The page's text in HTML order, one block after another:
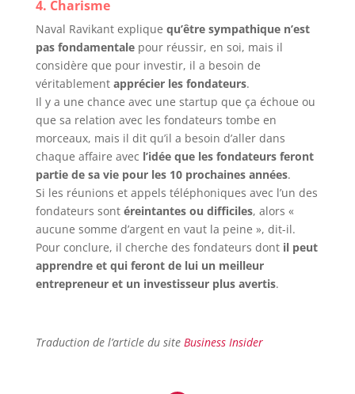
4. Charisme
Naval Ravikant explique qu’être sympathique n’est
pas fondamentalepour réussir, en soi, mais il
considère que pour investir, il a besoin de
véritablement apprécier les fondateurs.
Il y a une chance avec une startup que ça échoue ou
que sa relation avec les fondateurs tombe en
morceaux, mais il dit qu’il a besoin d’aller dans
chaque affaire avec l’idée que les fondateurs feront
partie de sa vie pour les 10 prochaines années.
Si les réunions et appels téléphoniques avec l’un des
fondateurs sont éreintantes ou difficiles, alors «
aucune somme d’argent en vaut la peine », dit-il.
Pour conclure, il cherche des fondateurs dont il peut
apprendre et qui feront de lui un meilleur
entrepreneur et un investisseur plus avertis.
Traduction de l’article du site Business Insider